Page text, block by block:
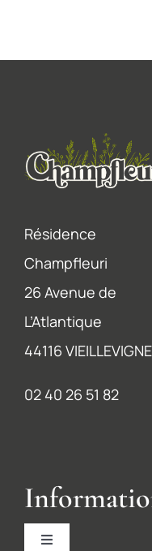
Résidence
Champfleuri
26 Avenue de
L’Atlantique
44116 VIEILLEVIGNE
02 40 26 51 82
Accueil
La résidence
Recrutement
Contact